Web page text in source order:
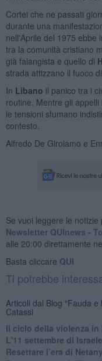
Cortei che ne passati
durante una
nell'Aprile del 1975 ebbe
tra la comunità cristiano
già falangista e quello di
strada attizzano il fuoco
In Libano il panico tra i
routine. Mentre gli
le tensioni sfumano
contesto.
Alfredo De Girolamo e
Se vuoi leggere le
Newsletter QUInews -
alle 20:00 direttamente
Basta cliccare QUI
Ti potrebbe
Articoli dal Blog “Fauda
Catassi
Il ciclo della violenza in
L'11 settembre di
Resettare l’era di